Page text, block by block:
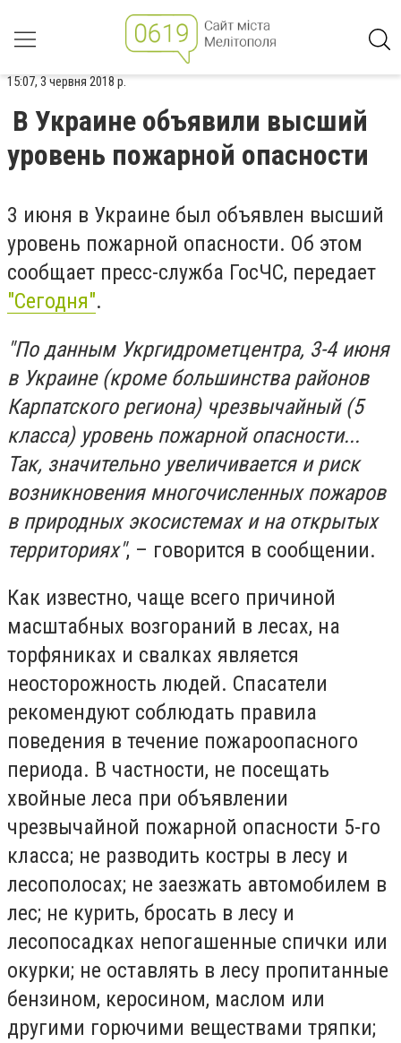
15:07, 3 червня 2018 р.
В Украине объявили высший
уровень пожарной опасности
3 июня в Украине был объявлен высший
уровень пожарной опасности. Об этом
сообщает пресс-служба ГосЧС, передает
"Сегодня".
"По данным Укргидрометцентра, 3-4 июня
в Украине (кроме большинства районов
Карпатского региона) чрезвычайный (5
класса) уровень пожарной опасности...
Так, значительно увеличивается и риск
возникновения многочисленных пожаров
в природных экосистемах и на открытых
территориях", – говорится в сообщении.
Как известно, чаще всего причиной
масштабных возгораний в лесах, на
торфяниках и свалках является
неосторожность людей. Спасатели
рекомендуют соблюдать правила
поведения в течение пожароопасного
периода. В частности, не посещать
хвойные леса при объявлении
чрезвычайной пожарной опасности 5-го
класса; не разводить костры в лесу и
лесополосах; не заезжать автомобилем в
лес; не курить, бросать в лесу и
лесопосадках непогашенные спички или
окурки; не оставлять в лесу пропитанные
бензином, керосином, маслом или
другими горючими веществами тряпки;